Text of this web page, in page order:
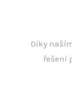
Díky
řešení